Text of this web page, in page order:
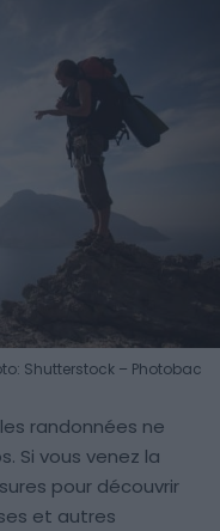
Shutterstock – Photobac
randonnées ne
Si vous venez la
pour découvrir
et autres